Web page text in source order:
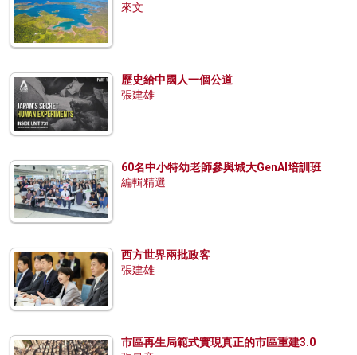
來文
歷史給中國人一個公道
張建雄
60名中小特幼老師參與城大GenAI培訓班
編輯精選
西方世界兩批政客
張建雄
市區再生局範式實現真正的市區重建3.0